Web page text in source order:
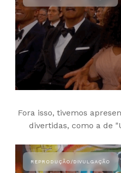
Fora isso, tivemos
divertidas, como a de